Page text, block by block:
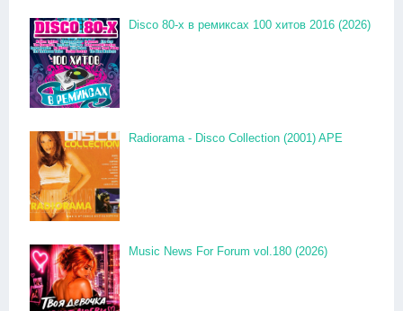
Disco 80-x в ремиксах 100 хитов 2016 (2026)
Radiorama - Disco Collection (2001) APE
Music News For Forum vol.180 (2026)